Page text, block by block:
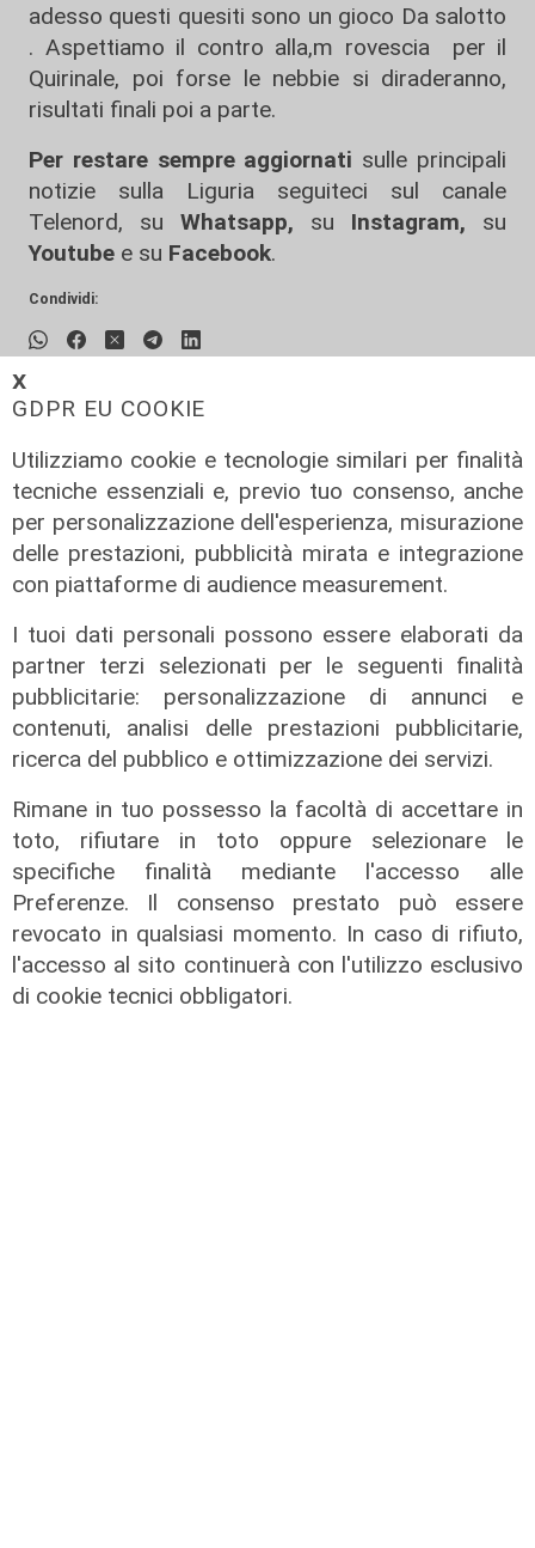
𝗫
GDPR EU COOKIE
Utilizziamo cookie e tecnologie similari per finalità
tecniche essenziali e, previo tuo consenso, anche
per personalizzazione dell'esperienza, misurazione
delle prestazioni, pubblicità mirata e integrazione
con piattaforme di audience measurement.
I tuoi dati personali possono essere elaborati da
partner terzi selezionati per le seguenti finalità
pubblicitarie: personalizzazione di annunci e
contenuti, analisi delle prestazioni pubblicitarie,
ricerca del pubblico e ottimizzazione dei servizi.
Rimane in tuo possesso la facoltà di accettare in
toto, rifiutare in toto oppure selezionare le
specifiche finalità mediante l'accesso alle
Preferenze. Il consenso prestato può essere
revocato in qualsiasi momento. In caso di rifiuto,
l'accesso al sito continuerà con l'utilizzo esclusivo
di cookie tecnici obbligatori.
adesso questi quesiti sono un gioco Da salotto
. Aspettiamo il contro alla,m rovescia per il
Quirinale, poi forse le nebbie si diraderanno,
risultati finali poi a parte.
Per restare sempre aggiornati sulle principali
notizie sulla Liguria seguiteci sul canale
Telenord, su
Whatsapp, su Instagram, su
Youtube e su Facebook.
Condividi:
ALTRE NOTIZIE
Da Cingolani a Draghi, in attesa del
Pnrr
08/02/2022